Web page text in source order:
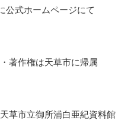
公式ホームページにて
著作権は天草市に帰属
草市立御所浦白亜紀資料館